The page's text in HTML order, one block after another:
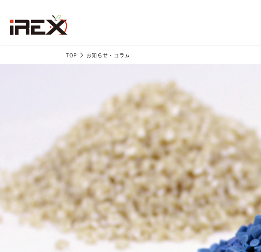
TOP お知らせ・コラム